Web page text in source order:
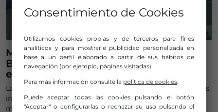
Mungia renueva el parque infantil de
Bentades con nuevos suelos y
elementos de juego
Las obras, que han supuesto una inversión de 9.238 euros,
incluyen la sustitución completa del pavimento y la
mejora de varios juegos
Consentimiento de Cookies
Utilizamos cookies propias y de terceros para fines
analíticos y para mostrarle publicidad personalizada en
base a un perfil elaborado a partir de sus hábitos de
navegación (por ejemplo, páginas visitadas).
Para más información consulte la política de cookies.
Puede aceptar todas las cookies pulsando el botón
"Aceptar" o configurarlas o rechazar su uso pulsando el